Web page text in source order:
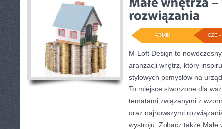
CZE -
ADMIN
M-Loft Design to
aranżacji wnętrz, który
stylowych pomysłów na
To miejsce stworzone dla
tematami związanymi z
oraz najnowszymi
wystroju. Zobacz także Małe